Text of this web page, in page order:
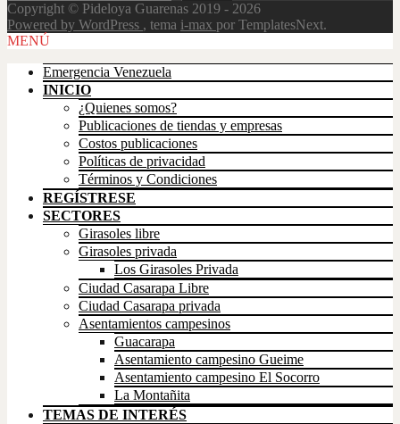
Copyright © Pideloya Guarenas 2019 - 2026
Powered by WordPress , tema i-max por TemplatesNext.
Scroll
MENÚ
Emergencia Venezuela
INICIO
¿Quienes somos?
Publicaciones de tiendas y empresas
Costos publicaciones
Políticas de privacidad
Términos y Condiciones
REGÍSTRESE
SECTORES
Girasoles libre
Girasoles privada
Los Girasoles Privada
Ciudad Casarapa Libre
Ciudad Casarapa privada
Asentamientos campesinos
Guacarapa
Asentamiento campesino Gueime
Asentamiento campesino El Socorro
La Montañita
TEMAS DE INTERÉS